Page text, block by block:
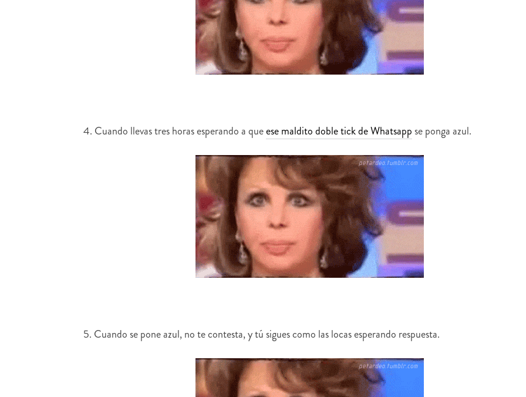
4. Cuando llevas tres horas esperando a queese maldito doble tick de Whatsapp se ponga azul.
5. Cuando se pone azul, no te contesta, y tú sigues como las locas esperando respuesta.